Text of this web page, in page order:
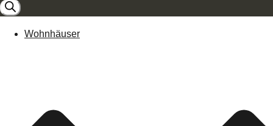
search
Wohnhäuser